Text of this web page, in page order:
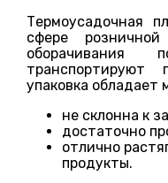
Термоусадочная
сфере
оборачивания
транспортируют
упаковка обладает
не склонна к
достаточно
отлично
продукты.